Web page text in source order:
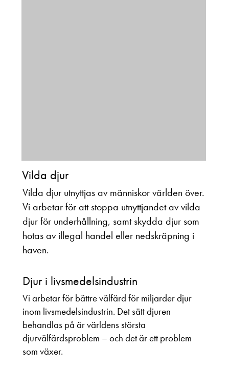
Vilda djur
Vilda djur utnyttjas av människor världen över.
Vi arbetar för att stoppa utnyttjandet av vilda
djur för underhållning, samt skydda djur som
hotas av illegal handel eller nedskräpning i
haven.
Djur i livsmedelsindustrin
Vi arbetar för bättre välfärd för miljarder djur
inom livsmedelsindustrin. Det sätt djuren
behandlas på är världens största
djurvälfärdsproblem – och det är ett problem
som växer.